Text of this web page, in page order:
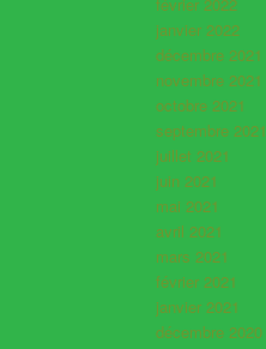
février 2022
janvier 2022
décembre 2021
novembre 2021
octobre 2021
septembre 2021
juillet 2021
juin 2021
mai 2021
avril 2021
mars 2021
février 2021
janvier 2021
décembre 2020